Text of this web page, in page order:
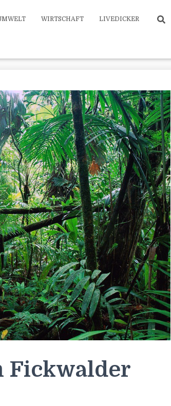
WIRTSCHAFT LIVEDICKER
Fickwalder